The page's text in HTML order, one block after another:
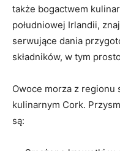
także bogactwem
południowej Irlandii,
serwujące dania
składników, w tym⁤
Owoce‌ morza​ z regionu
⁣kulinarnym⁢ Cork.⁤
są: